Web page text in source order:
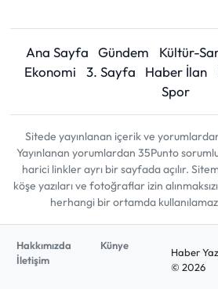
Ana Sayfa Gündem Kültür-
Ekonomi
3. Sayfa Haber İlan
Spor
Sitede yayınlanan içerik ve
Yayınlanan yorumlardan 35Punto
harici linkler ayrı bir sayfada açılır.
köşe yazıları ve fotoğraflar izin
herhangi bir ortamda
Hakkımızda
Künye
İletişim
Haber
© 2026